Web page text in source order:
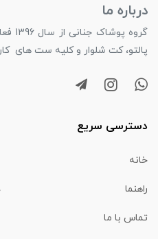
درباره ما
پالتو، کت شلوار و کلیه ست های
دسترسی سریع
خانه
راهنما
تماس با ما